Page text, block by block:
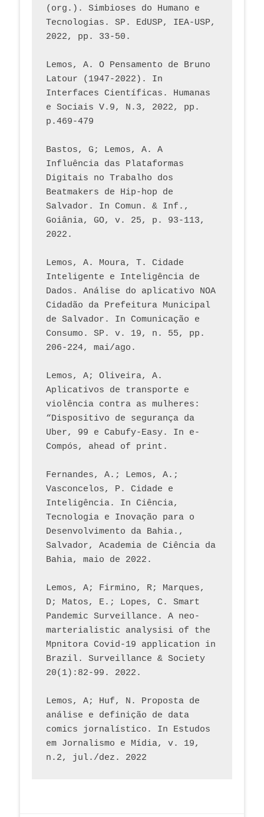
(org.). Simbioses do Humano e
Tecnologias. SP. EdUSP, IEA-USP,
2022, pp. 33-50.
Lemos, A. O Pensamento de Bruno
Latour (1947-2022). In
Interfaces Científicas. Humanas
e Sociais V.9, N.3, 2022, pp.
p.469-479
Bastos, G; Lemos, A. A
Influência das Plataformas
Digitais no Trabalho dos
Beatmakers de Hip-hop de
Salvador. In Comun. & Inf.,
Goiânia, GO, v. 25, p. 93-113,
2022.
Lemos, A. Moura, T. Cidade
Inteligente e Inteligência de
Dados. Análise do aplicativo NOA
Cidadão da Prefeitura Municipal
de Salvador. In Comunicação e
Consumo. SP. v. 19, n. 55, pp.
206-224, mai/ago.
Lemos, A; Oliveira, A.
Aplicativos de transporte e
violência contra as mulheres:
“Dispositivo de segurança da
Uber, 99 e Cabufy-Easy. In e-
Compós, ahead of print.
Fernandes, A.; Lemos, A.;
Vasconcelos, P. Cidade e
Inteligência. In Ciência,
Tecnologia e Inovação para o
Desenvolvimento da Bahia.,
Salvador, Academia de Ciência da
Bahia, maio de 2022.
Lemos, A; Firmino, R; Marques,
D; Matos, E.; Lopes, C. Smart
Pandemic Surveillance. A neo-
marterialistic analysisi of the
Mpnitora Covid-19 application in
Brazil. Surveillance & Society
20(1):82-99. 2022.
Lemos, A; Huf, N. Proposta de
análise e definição de data
comics jornalístico. In Estudos
em Jornalismo e Mídia, v. 19,
n.2, jul./dez. 2022